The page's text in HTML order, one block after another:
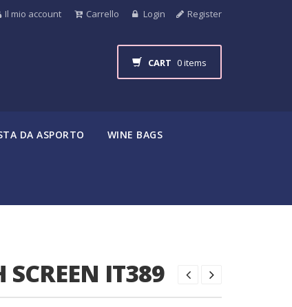
Il mio account Carrello Login Register
CART 0 items
DA ASPORTO WINE BAGS
IT389